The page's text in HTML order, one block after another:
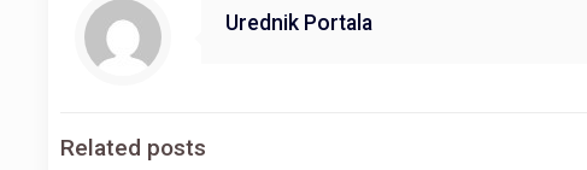
Urednik Portala
Related posts